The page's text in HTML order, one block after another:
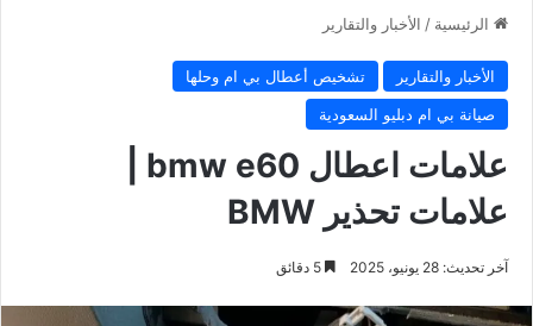
الرئيسية / الأخبار والتقارير
الأخبار والتقارير
تشخيص أعطال بي ام وحلها
صيانة بي ام دبليو السعودية
علامات تحذير BMW
آخر تحديث: 28 يونيو، 2025